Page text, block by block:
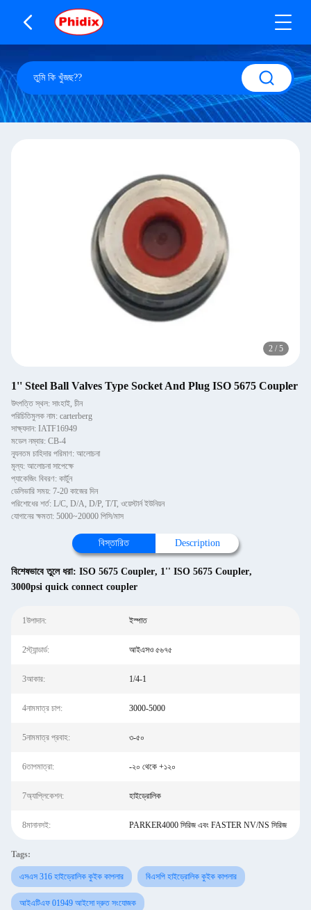
2 / 5
1'' Steel Ball Valves Type Socket And Plug ISO 5675 Coupler
উৎপত্তি স্থল: সাংহাই, চীন
পরিচিতিমুলক নাম: carterberg
সাক্ষ্যদান: IATF16949
মডেল নম্বার: CB-4
ন্যূনতম চাহিদার পরিমাণ: আলোচনা
মূল্য: আলোচনা সাপেক্ষে
প্যাকেজিং বিবরণ: কার্টুন
ডেলিভারি সময়: 7-20 কাজের দিন
পরিশোধের শর্ত: L/C, D/A, D/P, T/T, ওয়েস্টার্ন ইউনিয়ন
যোগানের ক্ষমতা: 5000~20000 পিসি/মাস
বিস্তারিত Description
বিশেষভাবে তুলে ধরা: ISO 5675 Coupler, 1'' ISO 5675 Coupler,
3000psi quick connect coupler
1উপাদান: ইস্পাত
2স্ট্যান্ডার্ড: আইএসও ৫৬৭৫
3আকার: 1/4-1
4নামমাত্র চাপ: 3000-5000
5নামমাত্র প্রবাহ: ৩-৫০
6তাপমাত্রা: -২০ থেকে +১২০
7অ্যাপ্লিকেশন: হাইড্রোলিক
8মানানসই: PARKER4000 সিরিজ এবং FASTER NV/NS সিরিজ
Tags:
এসএস 316 হাইড্রোলিক কুইক কাপলার বিএসপি হাইড্রোলিক কুইক কাপলার
আইএটিএফ 01949 আইসো দ্রুত সংযোজক